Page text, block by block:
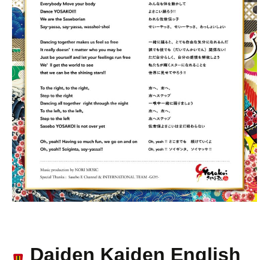
Daiden Kaiden English